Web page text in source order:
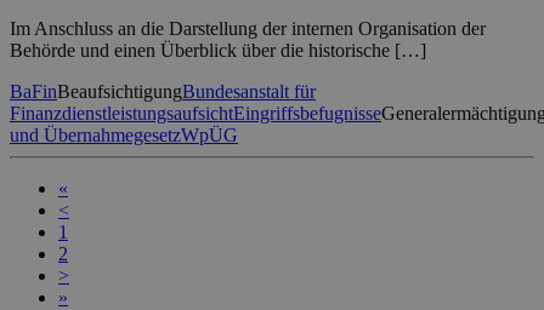
Im Anschluss an die Darstellung der internen Organisation der
Behörde und einen Überblick über die historische […]
BaFinBeaufsichtigungBundesanstalt für
FinanzdienstleistungsaufsichtEingriffsbefugnisse
und ÜbernahmegesetzWpÜG
«
<
1
2
>
»